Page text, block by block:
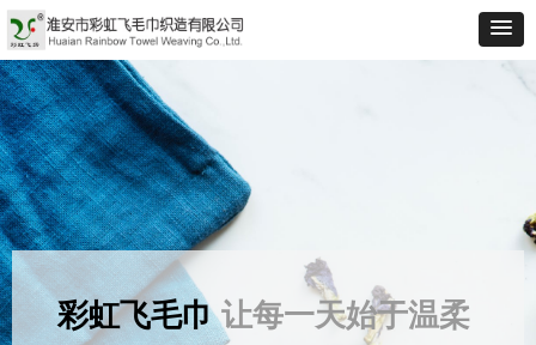
彩虹飞毛巾 让每一天始于温柔